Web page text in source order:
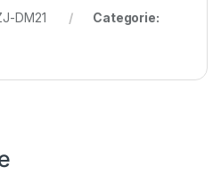
DM21
Categorie: